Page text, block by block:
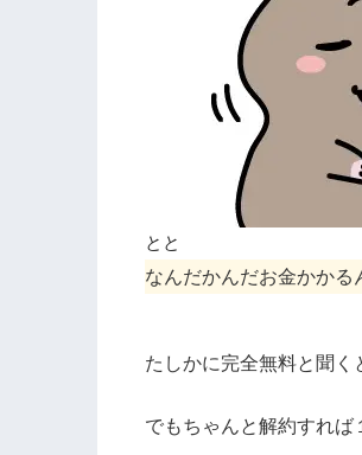
とと
なんだかんだお金かかる
たしかに完全無料と聞く
でもちゃんと解約すれば